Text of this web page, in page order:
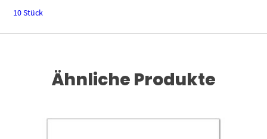
10 Stück
Ähnliche Produkte